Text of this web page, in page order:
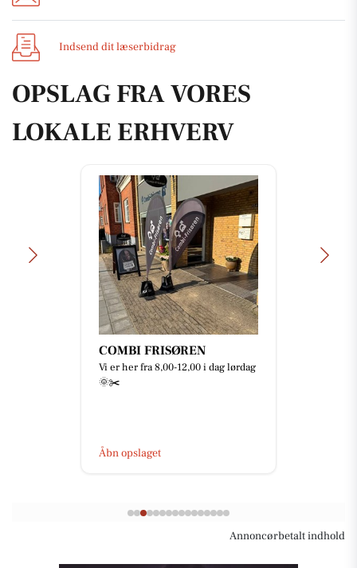
Indsend dit læserbidrag
OPSLAG FRA VORES
LOKALE ERHVERV
COMBI FRISØREN
Vi er her fra 8,00-12,00 i dag lørdag
🌞✂️
Åbn opslaget
Annoncørbetalt indhold